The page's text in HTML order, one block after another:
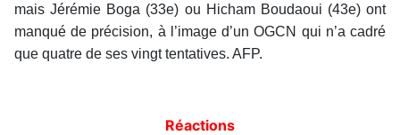
mais Jérémie Boga (33e) ou Hicham Boudaoui (43e) ont
manqué de précision, à l’image d’un OGCN qui n’a cadré
que quatre de ses vingt tentatives. AFP.
Réactions